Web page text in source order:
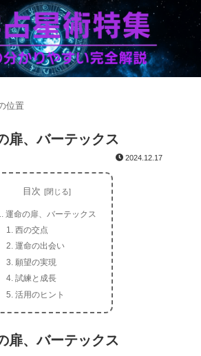
位置
扉、バーテックス
2024.12.17
目次
運命の扉、バーテックス
西の交点
運命の出会い
願望の実現
試練と成長
活用のヒント
扉、バーテックス